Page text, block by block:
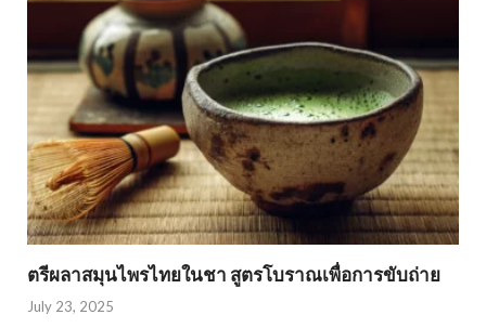
ตรีผลาสมุนไพรไทยในชา สูตรโบราณเพื่อการขับถ่าย
July 23, 2025